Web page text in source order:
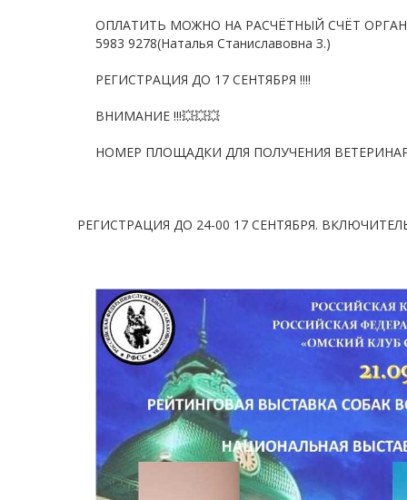
ОПЛАТИТЬ МОЖНО НА РАСЧЁТНЫЙ СЧЁТ
5983 9278(Наталья Станиславовна З.)
РЕГИСТРАЦИЯ ДО 17 СЕНТЯБРЯ !!!!
ВНИМАНИЕ !!!💥💥💥
НОМЕР ПЛОЩАДКИ ДЛЯ ПОЛУЧЕНИЯ
РЕГИСТРАЦИЯ ДО 24-00 17 СЕНТЯБРЯ.